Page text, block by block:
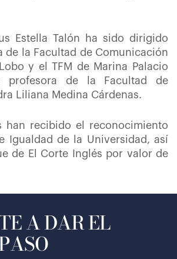
Estella Talón ha sido dirigido
de la Facultad de Comunicación
y el TFM de Marina Palacio
profesora de la Facultad de
Liliana Medina Cárdenas.
han recibido el reconocimiento
Igualdad de la Universidad, así
de El Corte Inglés por valor de
A DAR EL